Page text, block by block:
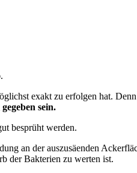
exakt zu erfolgen hat.
sein.
besprüht werden.
an der auszusäenden
der Bakterien zu werten ist.